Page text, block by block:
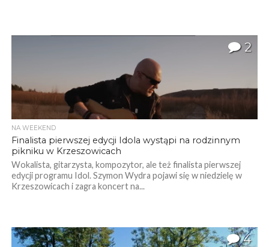
2
NA WEEKEND
Finalista pierwszej edycji Idola wystąpi na rodzinnym
pikniku w Krzeszowicach
Wokalista, gitarzysta, kompozytor, ale też finalista pierwszej
edycji programu Idol. Szymon Wydra pojawi się w niedzielę w
Krzeszowicach i zagra koncert na...
4